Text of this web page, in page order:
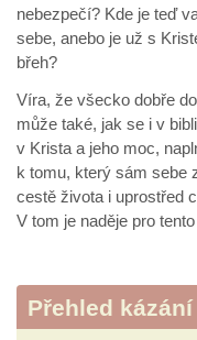
nebezpečí? Kde je teď
sebe, anebo je už s
břeh?
Víra, že všecko dobře
může také, jak se i v
v Krista a jeho moc,
k tomu, který sám sebe
cestě života i uprostřed
V tom je naděje pro
Přehled kázání